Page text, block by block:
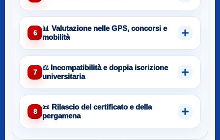
6
📊 Valutazione nelle GPS, concorsi e
mobilità
7
⚖️ Incompatibilità e doppia iscrizione
universitaria
8
📜 Rilascio del certificato e della
pergamena